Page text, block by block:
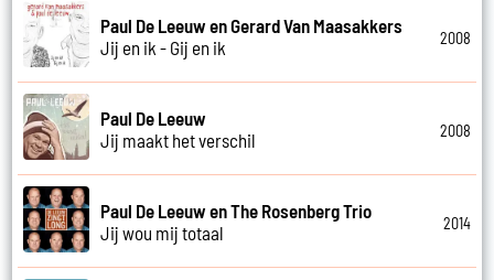
Paul De Leeuw en Gerard Van Maasakkers
Jij en ik - Gij en ik
2008
Paul De Leeuw
Jij maakt het verschil
2008
Paul De Leeuw en The Rosenberg Trio
Jij wou mij totaal
2014